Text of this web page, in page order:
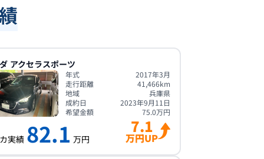
アクセラスポーツ
年式
2017年3月
走行距離
41,466km
地域
兵庫県
成約日
2023年9月11日
希望金額
75.0万円
実績 82.1 万円
7.1
万円UP